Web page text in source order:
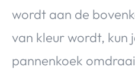
wordt aan de
van kleur wordt, kun
pannenkoek